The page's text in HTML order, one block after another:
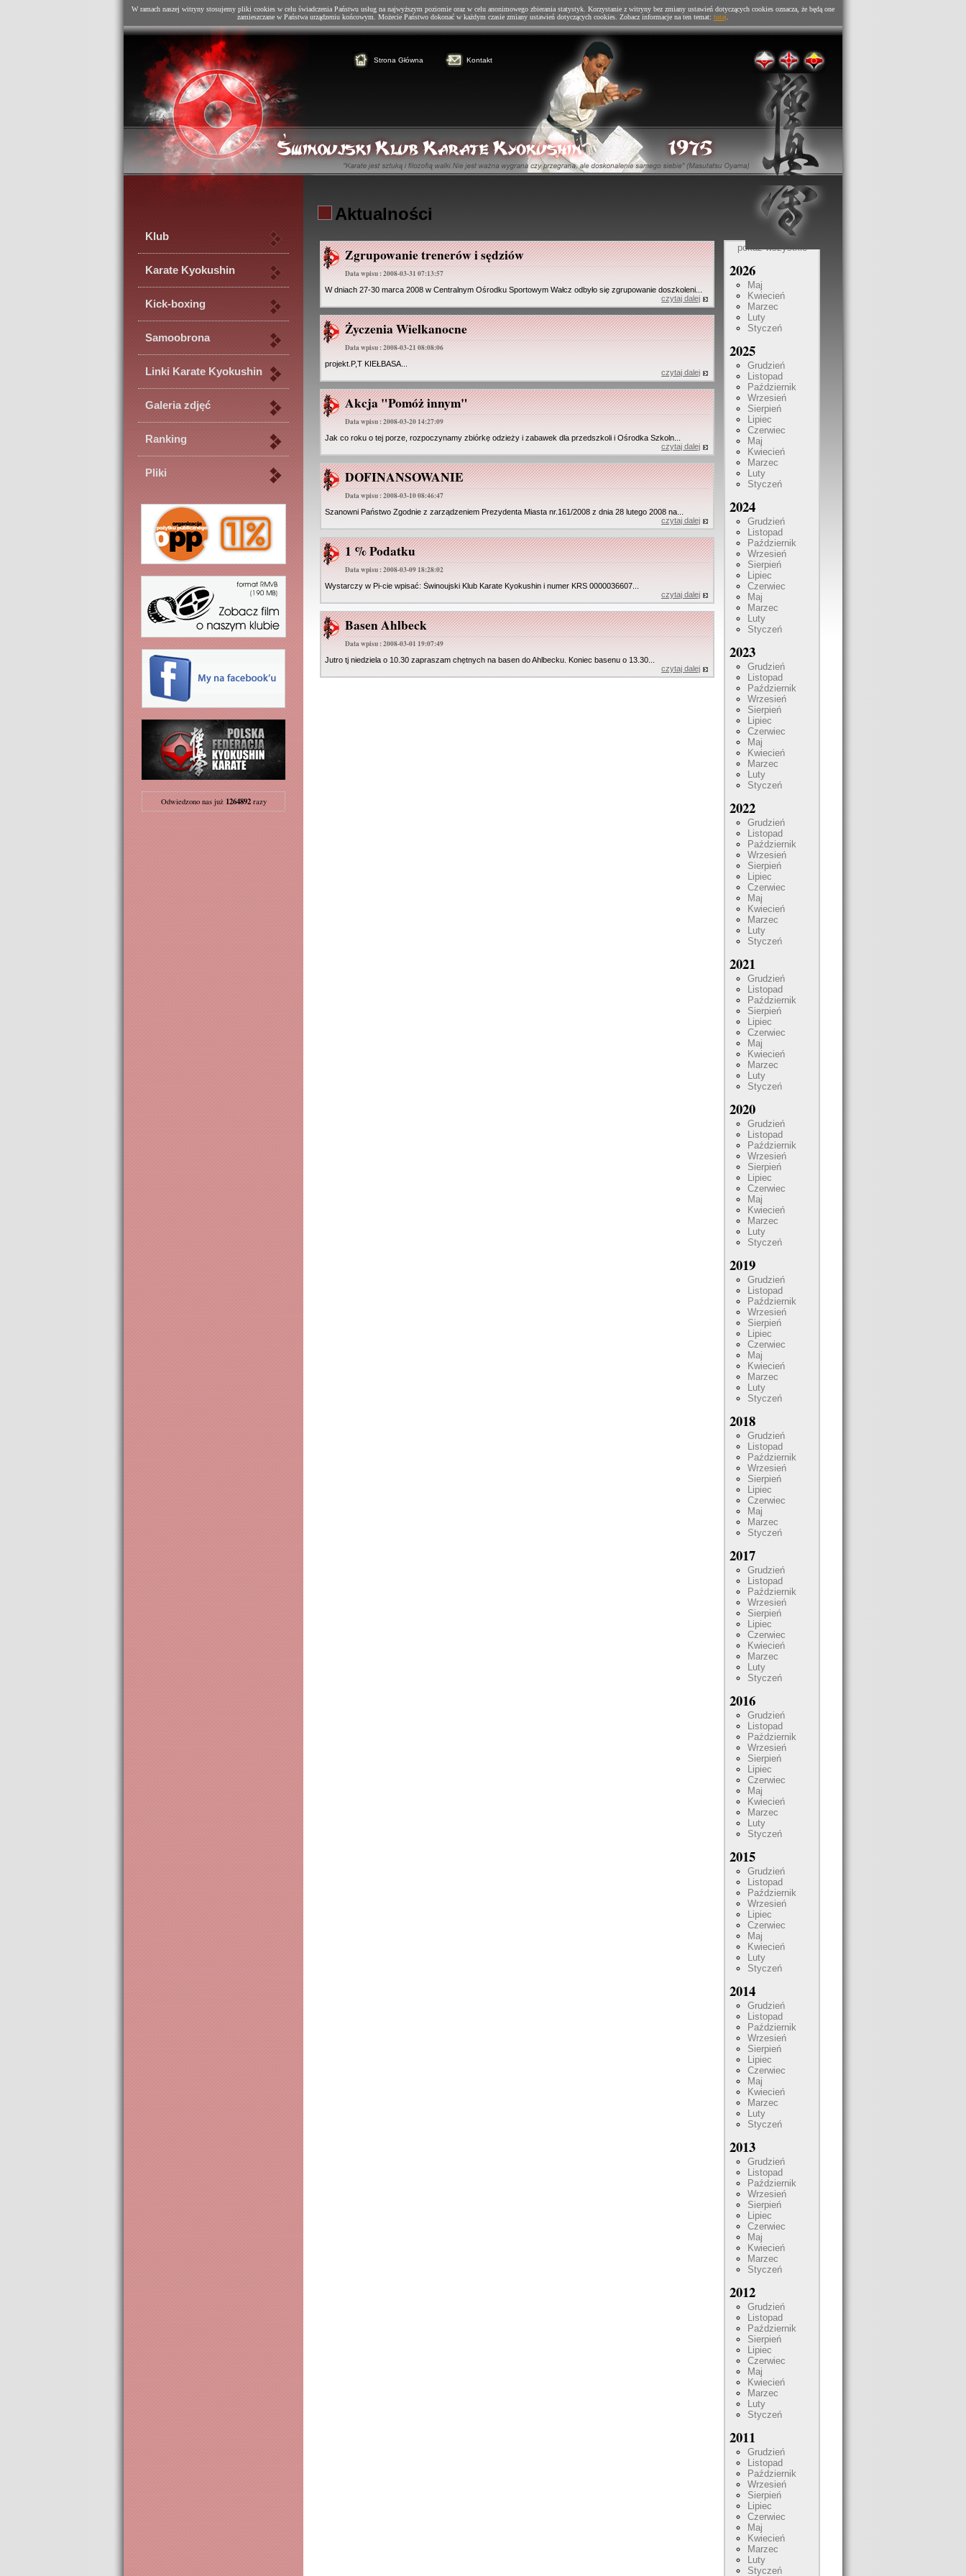
W ramach naszej witryny stosujemy pliki cookies w celu świadczenia Państwu usług na najwyższym poziomie oraz w celu anonimowego zbierania statystyk. Korzystanie z witryny bez zmiany ustawień dotyczących cookies oznacza, że będą one
zamieszczane w Państwa urządzeniu końcowym. Możecie Państwo dokonać w każdym czasie zmiany ustawień dotyczących cookies. Zobacz informacje na ten temat: tutaj
Strona Główna Kontakt
Klub
Karate Kyokushin
Kick-boxing
Samoobrona
Linki Karate Kyokushin
Galeria zdjęć
Ranking
Pliki
Odwiedzono nas już 1264892razy
Aktualności
Zgrupowanie trenerów i sędziów
Data wpisu : 2008-03-31 07:13:57
W dniach 27-30 marca 2008 w Centralnym Ośrodku Sportowym Wałcz odbyło się zgrupowanie doszkoleni...
czytaj dalej
Życzenia Wielkanocne
Data wpisu : 2008-03-21 08:08:06
projekt.P,T KIEŁBASA...
czytaj dalej
Akcja "Pomóż innym"
Data wpisu : 2008-03-20 14:27:09
Jak co roku o tej porze, rozpoczynamy zbiórkę odzieży i zabawek dla przedszkoli i Ośrodka Szkoln...
czytaj dalej
DOFINANSOWANIE
Data wpisu : 2008-03-10 08:46:47
Szanowni Państwo Zgodnie z zarządzeniem Prezydenta Miasta nr.161/2008 z dnia 28 lutego 2008 na...
czytaj dalej
1 % Podatku
Data wpisu : 2008-03-09 18:28:02
Wystarczy w Pi-cie wpisać: Świnoujski Klub Karate Kyokushin i numer KRS 0000036607...
czytaj dalej
Basen Ahlbeck
Data wpisu : 2008-03-01 19:07:49
Jutro tj niedziela o 10.30 zapraszam chętnych na basen do Ahlbecku. Koniec basenu o 13.30...
czytaj dalej
pokaż wszystkie
2026
Maj
Kwiecień
Marzec
Luty
Styczeń
2025
Grudzień
Listopad
Październik
Wrzesień
Sierpień
Lipiec
Czerwiec
Maj
Kwiecień
Marzec
Luty
Styczeń
2024
Grudzień
Listopad
Październik
Wrzesień
Sierpień
Lipiec
Czerwiec
Maj
Marzec
Luty
Styczeń
2023
Grudzień
Listopad
Październik
Wrzesień
Sierpień
Lipiec
Czerwiec
Maj
Kwiecień
Marzec
Luty
Styczeń
2022
Grudzień
Listopad
Październik
Wrzesień
Sierpień
Lipiec
Czerwiec
Maj
Kwiecień
Marzec
Luty
Styczeń
2021
Grudzień
Listopad
Październik
Sierpień
Lipiec
Czerwiec
Maj
Kwiecień
Marzec
Luty
Styczeń
2020
Grudzień
Listopad
Październik
Wrzesień
Sierpień
Lipiec
Czerwiec
Maj
Kwiecień
Marzec
Luty
Styczeń
2019
Grudzień
Listopad
Październik
Wrzesień
Sierpień
Lipiec
Czerwiec
Maj
Kwiecień
Marzec
Luty
Styczeń
2018
Grudzień
Listopad
Październik
Wrzesień
Sierpień
Lipiec
Czerwiec
Maj
Marzec
Styczeń
2017
Grudzień
Listopad
Październik
Wrzesień
Sierpień
Lipiec
Czerwiec
Kwiecień
Marzec
Luty
Styczeń
2016
Grudzień
Listopad
Październik
Wrzesień
Sierpień
Lipiec
Czerwiec
Maj
Kwiecień
Marzec
Luty
Styczeń
2015
Grudzień
Listopad
Październik
Wrzesień
Lipiec
Czerwiec
Maj
Kwiecień
Luty
Styczeń
2014
Grudzień
Listopad
Październik
Wrzesień
Sierpień
Lipiec
Czerwiec
Maj
Kwiecień
Marzec
Luty
Styczeń
2013
Grudzień
Listopad
Październik
Wrzesień
Sierpień
Lipiec
Czerwiec
Maj
Kwiecień
Marzec
Styczeń
2012
Grudzień
Listopad
Październik
Sierpień
Lipiec
Czerwiec
Maj
Kwiecień
Marzec
Luty
Styczeń
2011
Grudzień
Listopad
Październik
Wrzesień
Sierpień
Lipiec
Czerwiec
Maj
Kwiecień
Marzec
Luty
Styczeń